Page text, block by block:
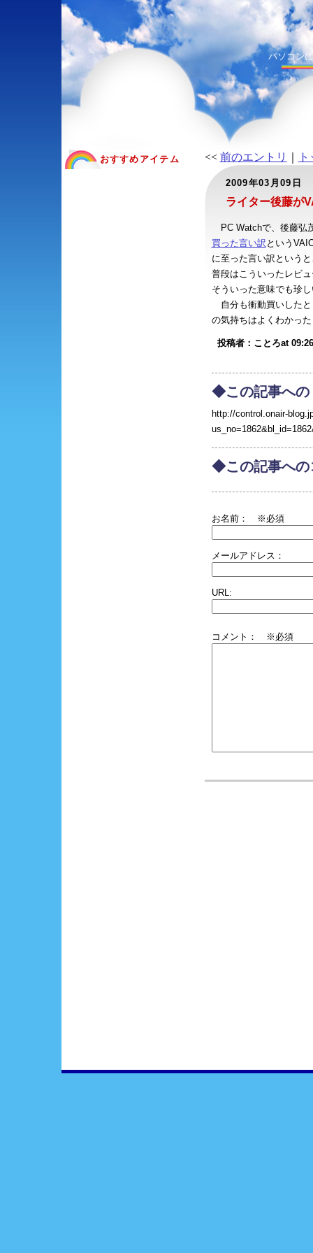
パソコン
おすすめアイテム << 前のエントリ
2009年03月09日
ライター後藤が
PC Watchで、後藤弘
買った言い訳 という
に至った言い訳という
普段はこういったレビ
そういった意味でも珍
自分も衝動買いしたと
の気持ちはよくわかっ
投稿者：ことろat
◆この記事への
http://control.onair-
◆この記事への
お名前： ※必須
メールアドレス：
URL:
コメント： ※必須